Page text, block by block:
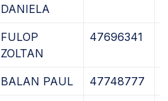
DANIELA
FULOP
ZOLTAN
47696341
BALAN PAUL 47748777